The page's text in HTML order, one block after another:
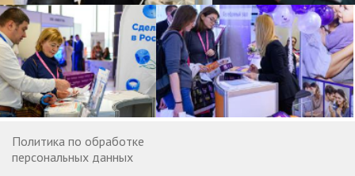
Политика по обработке
персональных данных